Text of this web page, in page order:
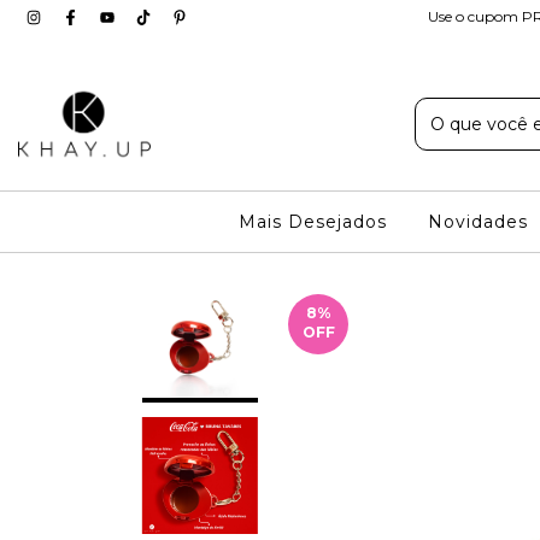
Use o cupom
Mais Desejados Novidades
8%
OFF